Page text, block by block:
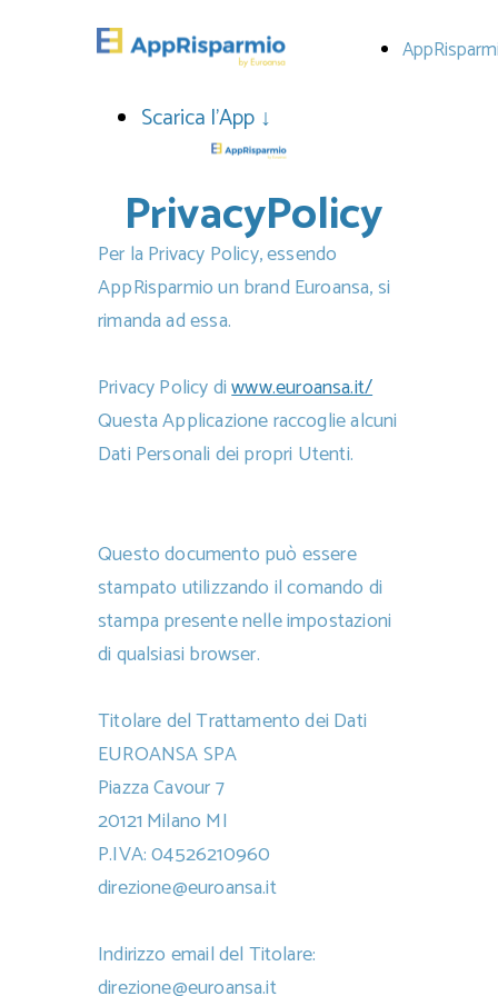
Scarica l'App ↓
PrivacyPolicy
Per la Privacy Policy, essendo
AppRisparmio un brand Euroansa, si
rimanda ad essa.
Privacy Policy diwww.euroansa.it/
Questa Applicazione raccoglie alcuni
Dati Personali dei propri Utenti.
Questo documento può essere
stampato utilizzando il comando di
stampa presente nelle impostazioni
di qualsiasi browser.
Titolare del Trattamento dei Dati
EUROANSA SPA
Piazza Cavour 7
20121 Milano MI
P.IVA: 04526210960
direzione@euroansa.it
Indirizzo email del Titolare:
direzione@euroansa.it